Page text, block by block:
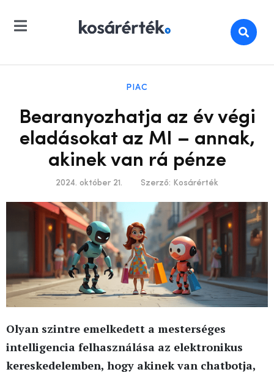
PIAC
Bearanyozhatja az év végi
eladásokat az MI – annak,
akinek van rá pénze
2024. október 21. Szerző: Kosárérték
Olyan szintre emelkedett a mesterséges
intelligencia felhasználása az elektronikus
kereskedelemben, hogy akinek van chatbotja,